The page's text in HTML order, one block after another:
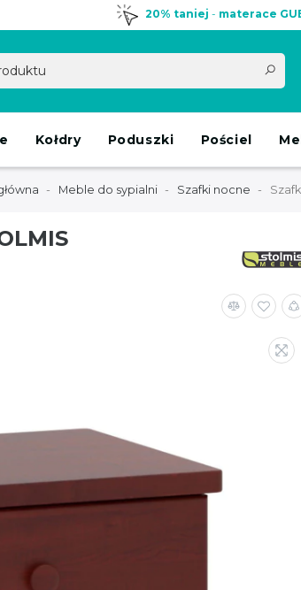
20% taniej - materace
Kołdry Poduszki Pościel
Meble do sypialni Szafki nocne